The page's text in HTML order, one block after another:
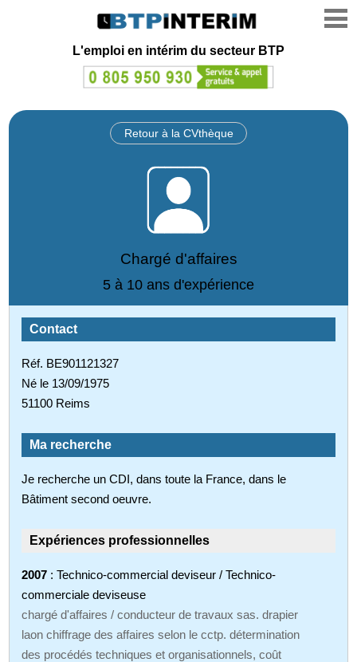
L'emploi en intérim du secteur BTP
Retour à la CVthèque
Chargé d'affaires
5 à 10 ans d'expérience
Contact
Réf. BE901121327
Né le 13/09/1975
51100 Reims
Ma recherche
Je recherche un CDI, dans toute la France, dans le
Bâtiment second oeuvre.
Expériences professionnelles
2007 : Technico-commercial deviseur / Technico-
commerciale deviseuse
chargé d'affaires / conducteur de travaux sas. drapier
laon chiffrage des affaires selon le cctp. détermination
des procédés techniques et organisationnels, coût